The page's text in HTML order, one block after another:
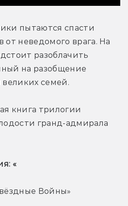
пытаются спасти
неведомого врага. На
разоблачить
на разобщение
семей.
книга трилогии
гранд-адмирала
«
Войны»